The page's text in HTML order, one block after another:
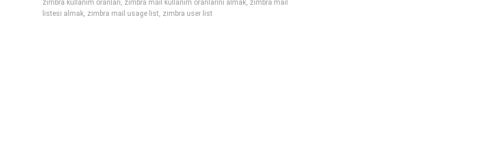
zimbra kullanım oranları, zimbra mail kullanım oranlarını almak, zimbra mail
listesi almak, zimbra mail usage list, zimbra user list